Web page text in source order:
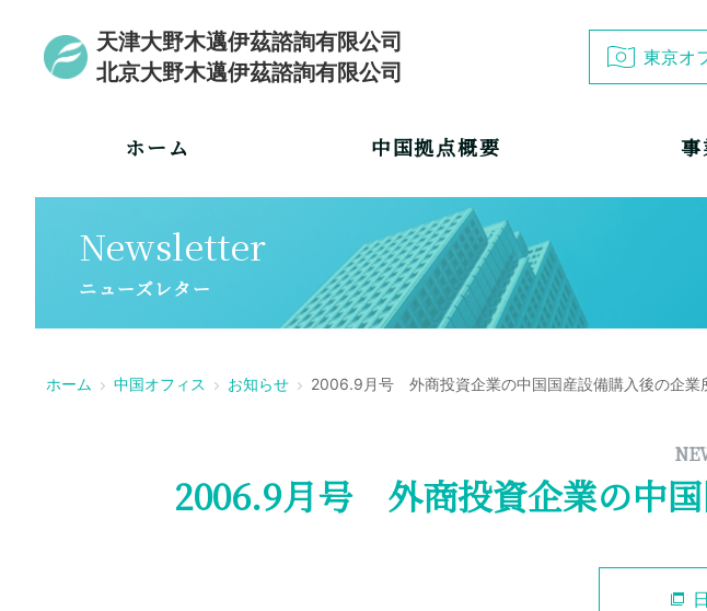
天津大野木邁伊茲諮詢有限公司
北京大野木邁伊茲諮詢有限公司
東京オ
ホーム 中国拠点概要
Newsletter
ニューズレター
ホーム 中国オフィス お知らせ 2006.9月号 外商投資企業の中国国産設備購入後の企業
2006.9月号 外商投資企業の中